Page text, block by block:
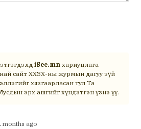
iSee.mn хариуцлага
сайт ХХЗХ-ны журмын дагуу зүй
хязгаарласан тул Та
эрх ашгийг хүндэтгэн үзнэ үү.
ago